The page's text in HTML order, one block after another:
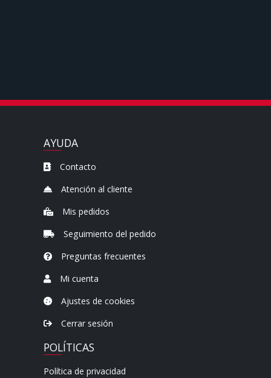
AYUDA
Contacto
Atención al cliente
Mis pedidos
Seguimiento del pedido
Preguntas frecuentes
Mi cuenta
Ajustes de cookies
Cerrar sesión
POLÍTICAS
Política de privacidad